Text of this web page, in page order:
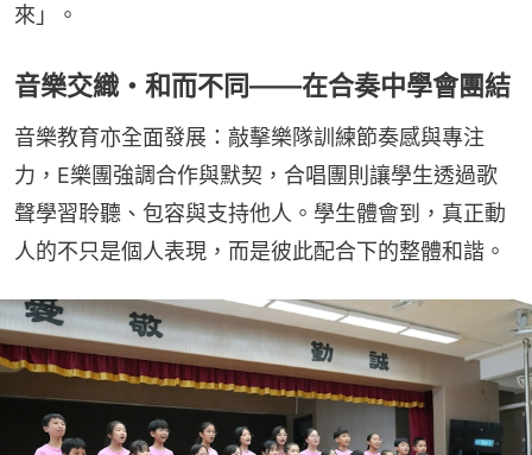
來」。
音樂交織・和而不同——在合奏中學會團結
音樂教育亦全面發展：敲擊樂隊訓練節奏感與專注
力，E樂團強調合作與默契，合唱團則讓學生透過歌
聲學習聆聽、包容與支持他人。學生體會到，真正動
人的不只是個人表現，而是彼此配合下的整體和諧。